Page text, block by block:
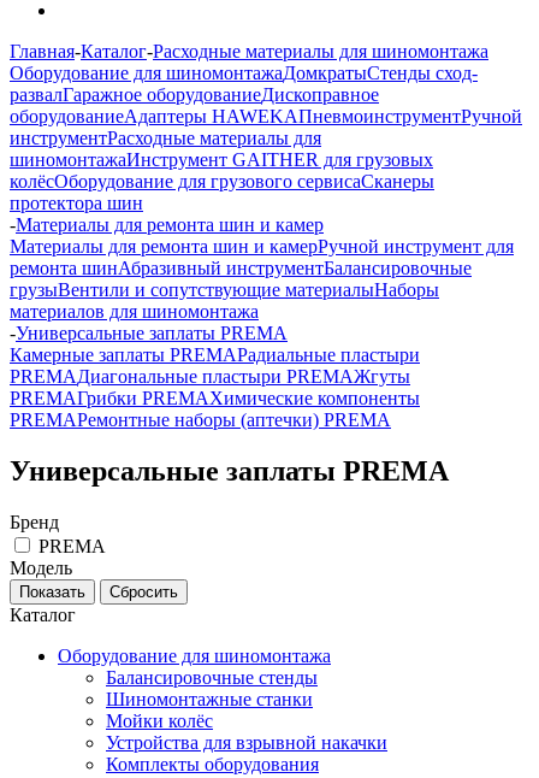
Главная-Каталог-Расходные материалы для шиномонтажа
Оборудование для шиномонтажаДомкратыСтенды сход-
развалГаражное оборудованиеДископравное
оборудованиеАдаптеры HAWEKAПневмоинструментРучной
инструментРасходные материалы для
шиномонтажаИнструмент GAITHER для грузовых
колёсОборудование для грузового сервисаСканеры
протектора шин
-Материалы для ремонта шин и камер
Материалы для ремонта шин и камерРучной инструмент для
ремонта шинАбразивный инструментБалансировочные
грузыВентили и сопутствующие материалыНаборы
материалов для шиномонтажа
-Универсальные заплаты PREMA
Камерные заплаты PREMAРадиальные пластыри
PREMAДиагональные пластыри PREMAЖгуты
PREMAГрибки PREMAХимические компоненты
PREMAРемонтные наборы (аптечки) PREMA
Универсальные заплаты PREMA
Бренд
PREMA
Модель
Каталог
Оборудование для шиномонтажа
Балансировочные стенды
Шиномонтажные станки
Мойки колёс
Устройства для взрывной накачки
Комплекты оборудования